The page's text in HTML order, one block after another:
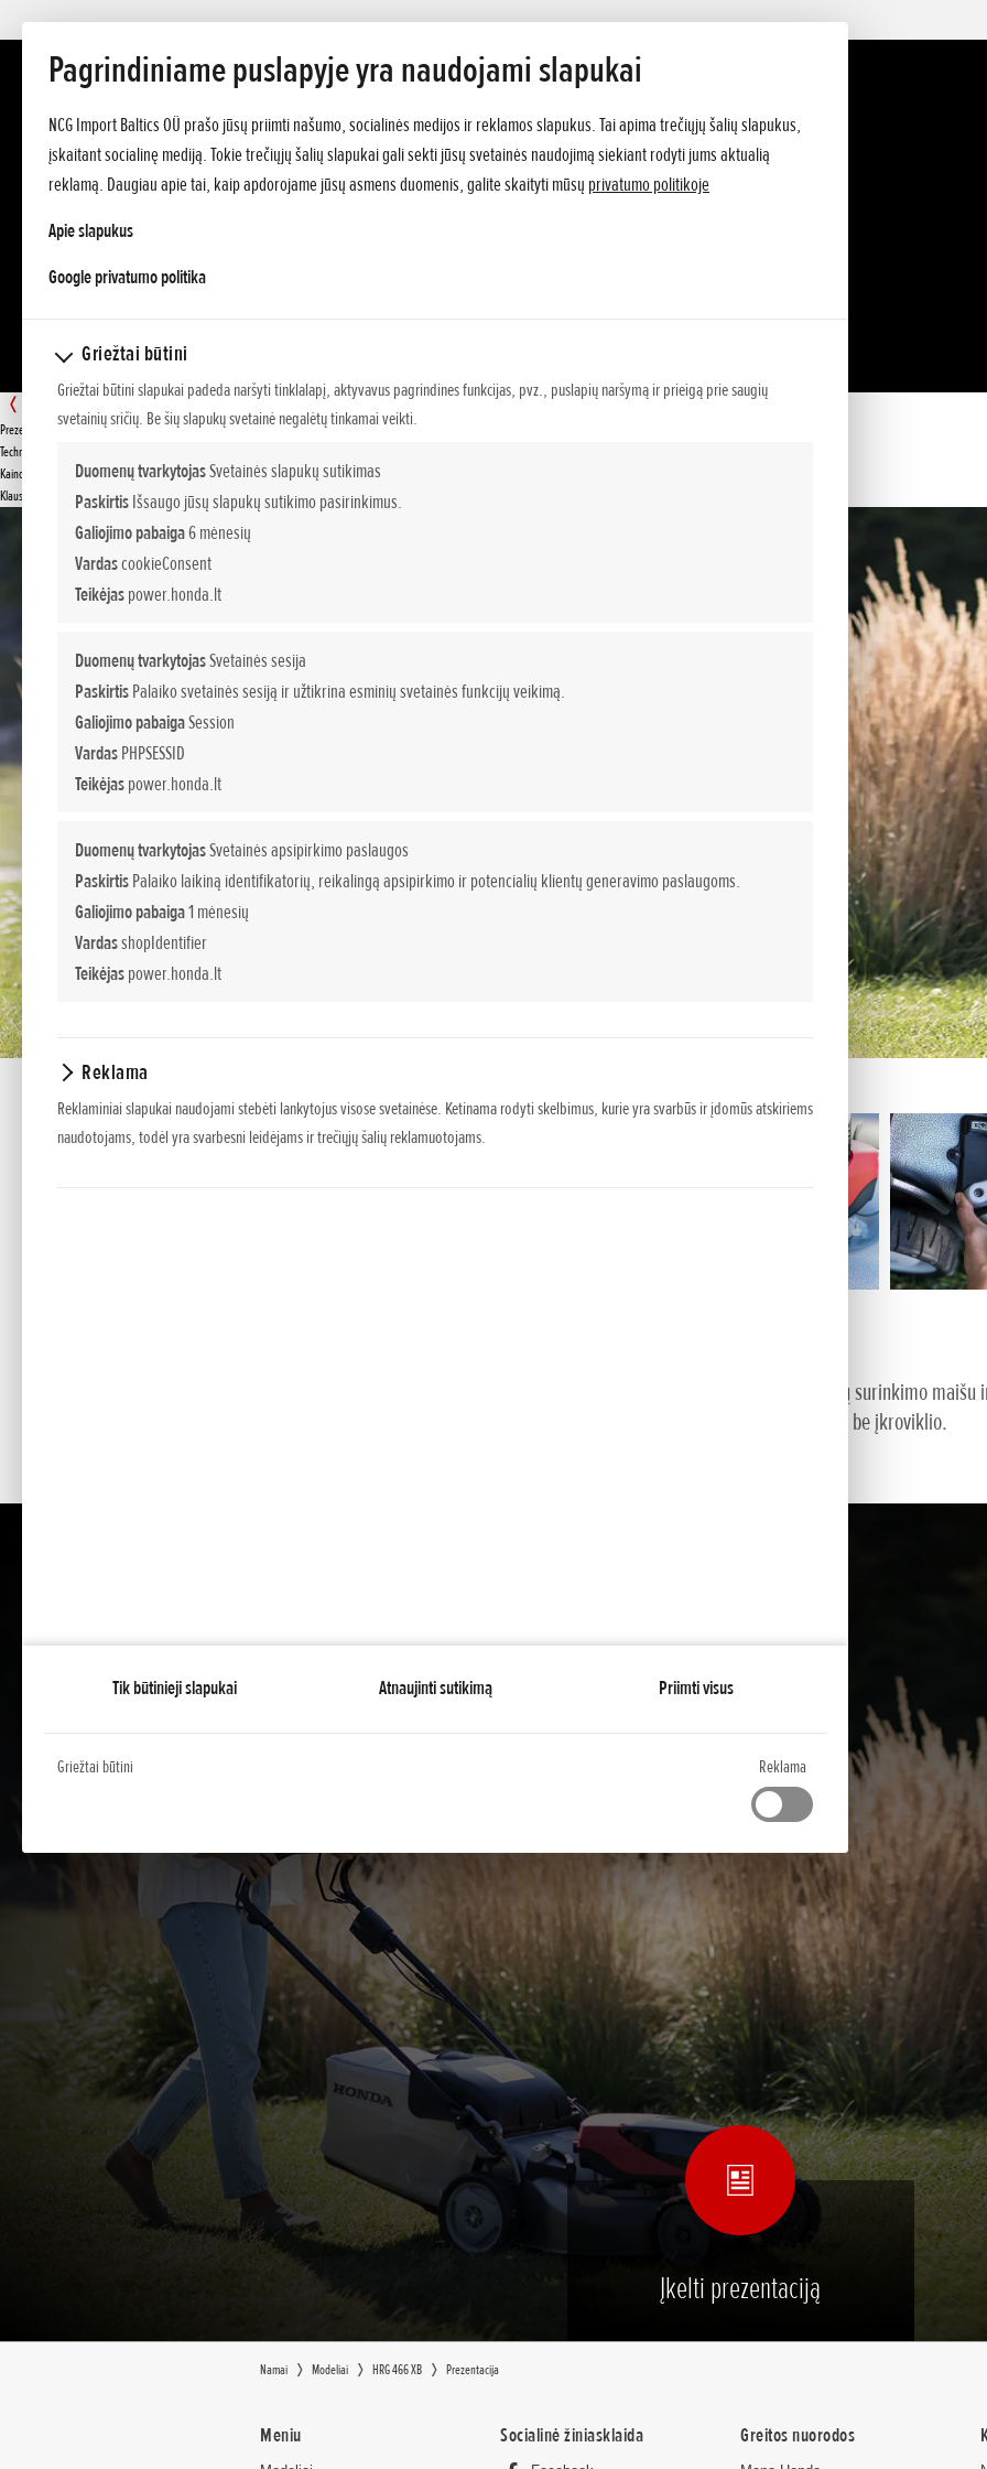
Pagrindiniame puslapyje yra naudojami slapukai
NCG Import Baltics OÜ prašo jūsų priimti našumo, socialinės medijos ir reklamos slapukus. Tai apima trečiųjų šalių slapukus,
įskaitant socialinę mediją. Tokie trečiųjų šalių slapukai gali sekti jūsų svetainės naudojimą siekiant rodyti jums aktualią
reklamą. Daugiau apie tai, kaip apdorojame jūsų asmens duomenis, galite skaityti mūsų privatumo politikoje
Apie slapukus
Google privatumo politikaopens in a new tab
Griežtai būtini
Griežtai būtini slapukai padeda naršyti tinklalapį, aktyvavus pagrindines funkcijas, pvz., puslapių naršymą ir prieigą prie saugių
svetainių sričių. Be šių slapukų svetainė negalėtų tinkamai veikti.
Duomenų tvarkytojasSvetainės slapukų sutikimas
PaskirtisIšsaugo jūsų slapukų sutikimo pasirinkimus.
Galiojimo pabaiga6 mėnesių
VardascookieConsent
Teikėjaspower.honda.lt
Duomenų tvarkytojasSvetainės sesija
PaskirtisPalaiko svetainės sesiją ir užtikrina esminių svetainės funkcijų veikimą.
Galiojimo pabaigaSession
VardasPHPSESSID
Teikėjaspower.honda.lt
Duomenų tvarkytojasSvetainės apsipirkimo paslaugos
PaskirtisPalaiko laikiną identifikatorių, reikalingą apsipirkimo ir potencialių klientų generavimo paslaugoms.
Galiojimo pabaiga1 mėnesių
VardasshopIdentifier
Teikėjaspower.honda.lt
Reklama
Reklaminiai slapukai naudojami stebėti lankytojus visose svetainėse. Ketinama rodyti skelbimus, kurie yra svarbūs ir įdomūs atskiriems
naudotojams, todėl yra svarbesni leidėjams ir trečiųjų šalių reklamuotojams.
Tik būtinieji slapukai Atnaujinti sutikimą Priimti visus
Griežtai būtini Reklama
HRG 466 XB
Prezentacija
Techniniai duomenys
Kainos
Klauskite papildomos informacijos
Akumuliatorinė vejapjovė su galingu, bešepetėliu 1,8 kW elektros varikliu ir ratų pavara, dideliu 42 litrų surinkimo
Jame taip pat yra Versamow® selektyvaus mulčiavimo sistema. Vienas įrenginys be akumuliatoriaus ir be įkroviklio.
Įkelti prezentaciją
Namai Modeliai HRG 466 XB Prezentacija
Meniu Socialinė žiniasklaida Greitos nuorodos